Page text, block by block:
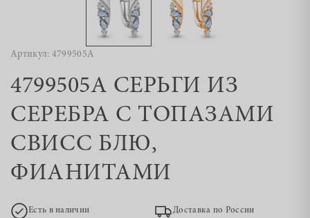
Артикул: 4799505А
4799505А СЕРЬГИ ИЗ
СЕРЕБРА С ТОПАЗАМИ
СВИСС БЛЮ,
ФИАНИТАМИ
Есть в наличии
Доставка по России